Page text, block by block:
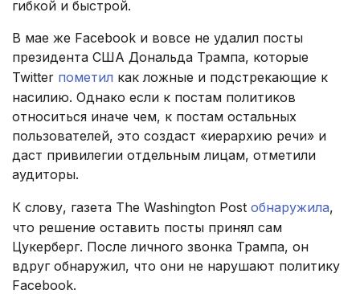
гибкой и быстрой.
В мае же Facebook и вовсе не удалил посты
президента США Дональда Трампа, которые
Twitter пометил как ложные и подстрекающие к
насилию. Однако если к постам политиков
относиться иначе чем, к постам остальных
пользователей, это создаст «иерархию речи» и
даст привилегии отдельным лицам, отметили
аудиторы.
К слову, газета The Washington Post обнаружила,
что решение оставить посты принял сам
Цукерберг. После личного звонка Трампа, он
вдруг обнаружил, что они не нарушают политику
Facebook.